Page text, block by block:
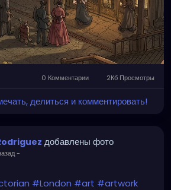
0 Комментарии 2Кб Просмотры
делиться и комментировать!
добавлены фото
-
#London #art #artwork